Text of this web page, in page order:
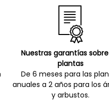
Nuestras garantías
plantas
De 6 meses para las
anuales a 2 años para los
y arbustos.